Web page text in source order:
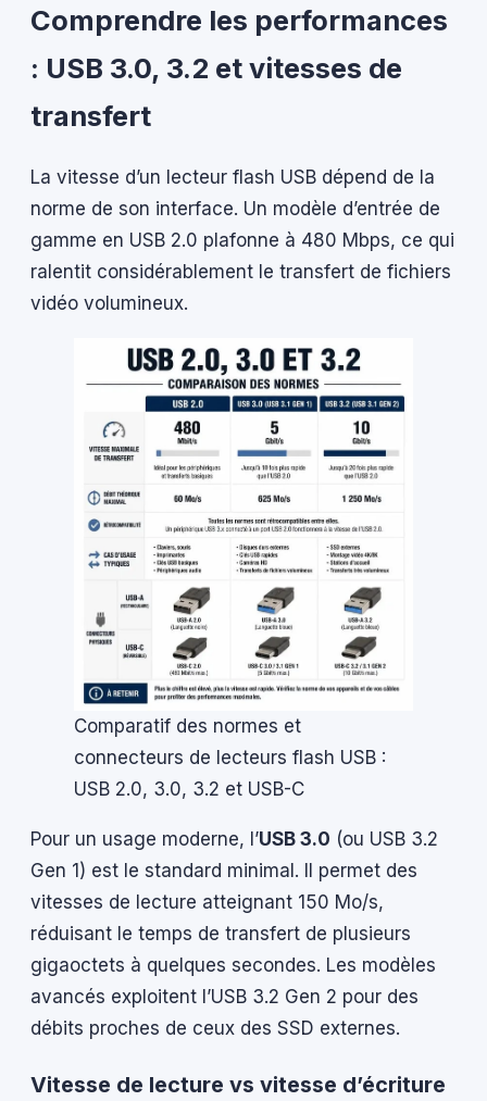
Comprendre les performances
: USB 3.0, 3.2 et vitesses de
transfert
La vitesse d’un lecteur flash USB dépend de la
norme de son interface. Un modèle d’entrée de
gamme en USB 2.0 plafonne à 480 Mbps, ce qui
ralentit considérablement le transfert de fichiers
vidéo volumineux.
Comparatif des normes et
connecteurs de lecteurs flash USB :
USB 2.0, 3.0, 3.2 et USB-C
Pour un usage moderne, l’USB 3.0 (ou USB 3.2
Gen 1) est le standard minimal. Il permet des
vitesses de lecture atteignant 150 Mo/s,
réduisant le temps de transfert de plusieurs
gigaoctets à quelques secondes. Les modèles
avancés exploitent l’USB 3.2 Gen 2 pour des
débits proches de ceux des SSD externes.
Vitesse de lecture vs vitesse d’écriture